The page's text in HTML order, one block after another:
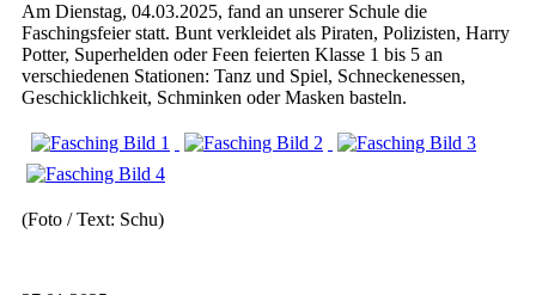
Am Dienstag, 04.03.2025, fand an unserer Schule die
Faschingsfeier statt. Bunt verkleidet als Piraten, Polizisten, Harry
Potter, Superhelden oder Feen feierten Klasse 1 bis 5 an
verschiedenen Stationen: Tanz und Spiel, Schneckenessen,
Geschicklichkeit, Schminken oder Masken basteln.
(Foto / Text: Schu)